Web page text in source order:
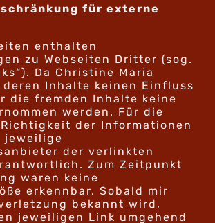
für externe
enthalten
zu Webseiten Dritter (sog.
Da Christine Maria
Inhalte keinen Einfluss
die fremden Inhalte keine
werden. Für die
der Informationen
jeweilige
der verlinkten
Zum Zeitpunkt
waren keine
erkennbar. Sobald mir
bekannt wird,
jeweiligen Link umgehend